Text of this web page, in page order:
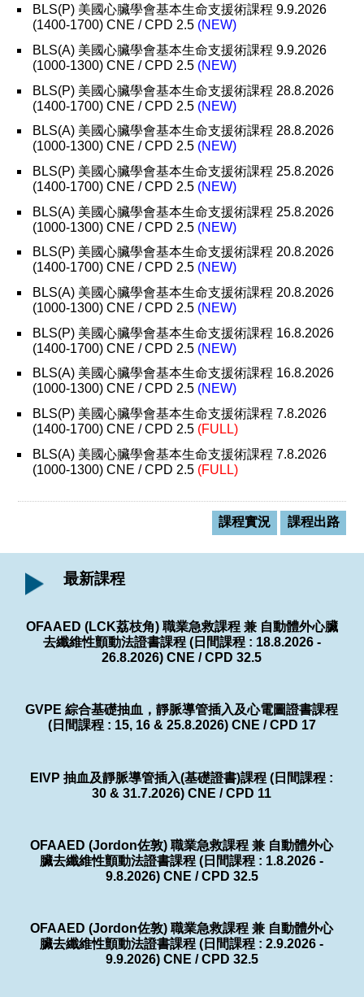
BLS(P) 美國心臟學會基本生命支援術課程 9.9.2026
(1400-1700) CNE / CPD 2.5 (NEW)
BLS(A) 美國心臟學會基本生命支援術課程 9.9.2026
(1000-1300) CNE / CPD 2.5 (NEW)
BLS(P) 美國心臟學會基本生命支援術課程 28.8.2026
(1400-1700) CNE / CPD 2.5 (NEW)
BLS(A) 美國心臟學會基本生命支援術課程 28.8.2026
(1000-1300) CNE / CPD 2.5 (NEW)
BLS(P) 美國心臟學會基本生命支援術課程 25.8.2026
(1400-1700) CNE / CPD 2.5 (NEW)
BLS(A) 美國心臟學會基本生命支援術課程 25.8.2026
(1000-1300) CNE / CPD 2.5 (NEW)
BLS(P) 美國心臟學會基本生命支援術課程 20.8.2026
(1400-1700) CNE / CPD 2.5 (NEW)
BLS(A) 美國心臟學會基本生命支援術課程 20.8.2026
(1000-1300) CNE / CPD 2.5 (NEW)
BLS(P) 美國心臟學會基本生命支援術課程 16.8.2026
(1400-1700) CNE / CPD 2.5 (NEW)
BLS(A) 美國心臟學會基本生命支援術課程 16.8.2026
(1000-1300) CNE / CPD 2.5 (NEW)
BLS(P) 美國心臟學會基本生命支援術課程 7.8.2026
(1400-1700) CNE / CPD 2.5 (FULL)
BLS(A) 美國心臟學會基本生命支援術課程 7.8.2026
(1000-1300) CNE / CPD 2.5 (FULL)
課程出路
課程實況
最新課程
OFAAED (LCK荔枝角) 職業急救課程 兼 自動體外心臟
去纖維性顫動法證書課程 (日間課程 : 18.8.2026 -
26.8.2026) CNE / CPD 32.5
GVPE 綜合基礎抽血，靜脈導管插入及心電圖證書課程
(日間課程 : 15, 16 & 25.8.2026) CNE / CPD 17
EIVP 抽血及靜脈導管插入(基礎證書)課程 (日間課程 :
30 & 31.7.2026) CNE / CPD 11
OFAAED (Jordon佐敦) 職業急救課程 兼 自動體外心
臟去纖維性顫動法證書課程 (日間課程 : 1.8.2026 -
9.8.2026) CNE / CPD 32.5
OFAAED (Jordon佐敦) 職業急救課程 兼 自動體外心
臟去纖維性顫動法證書課程 (日間課程 : 2.9.2026 -
9.9.2026) CNE / CPD 32.5